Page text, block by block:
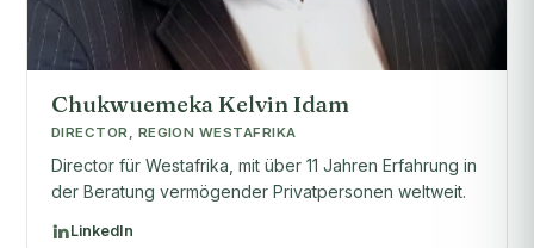
Chukwuemeka Kelvin Idam
DIRECTOR, REGION WESTAFRIKA
Director für Westafrika, mit über 11 Jahren Erfahrung in
der Beratung vermögender Privatpersonen weltweit.
LinkedIn